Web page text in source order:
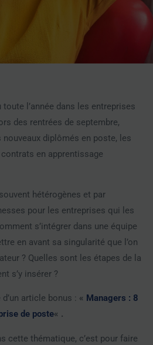
l’année dans les entreprises
des rentrées de septembre,
nouveaux diplômés en poste, les
en apprentissage
hétérogènes et par
pour les entreprises qui les
s’intégrer dans une équipe
en avant sa singularité que l’on
? Quelles sont les étapes de la
s’y insérer ?
article bonus : « Managers : 8
de poste« .
cette thématique, c’est pour faire